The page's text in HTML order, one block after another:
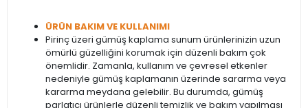
ÜRÜN BAKIM VE KULLANIMI
Pirinç üzeri gümüş kaplama sunum ürünlerinizin uzun
ömürlü güzelliğini korumak için düzenli bakım çok
önemlidir. Zamanla, kullanım ve çevresel etkenler
nedeniyle gümüş kaplamanın üzerinde sararma veya
kararma meydana gelebilir. Bu durumda, gümüş
parlatıcı ürünlerle düzenli temizlik ve bakım yapılması